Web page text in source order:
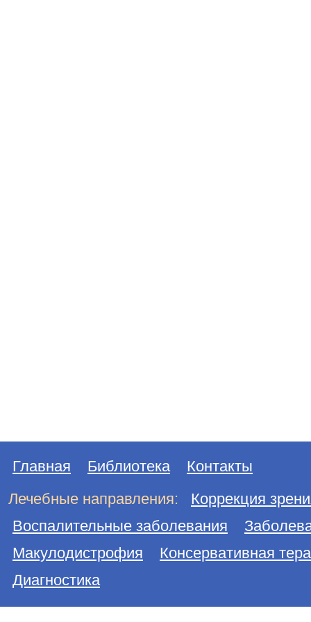
Главная Библиотека
Контакты
Лечебные направления:
Коррекция
Воспалительные заболевания
Макулодистрофия
Консервативная
Диагностика